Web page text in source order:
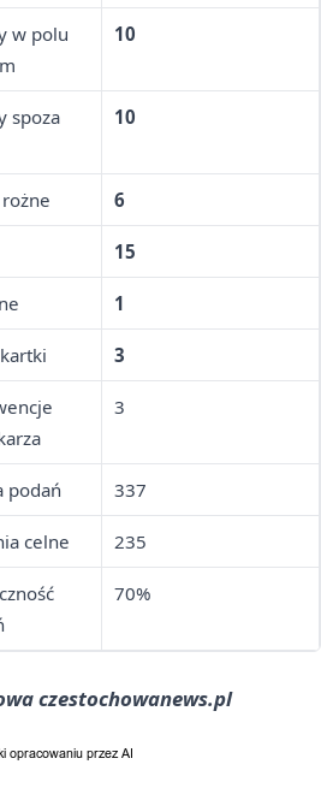
w polu
10
spoza
10
6
15
1
3
3
podań 337
celne 235
70%
czestochowanews.pl